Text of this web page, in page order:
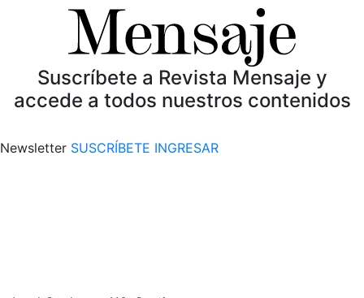
Suscríbete a Revista Mensaje y
accede a todos nuestros contenidos
Newsletter SUSCRÍBETE INGRESAR